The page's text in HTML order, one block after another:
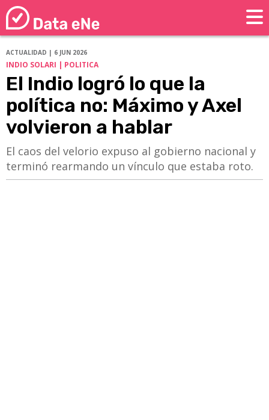
ACTUALIDAD | 6 JUN 2026
INDIO SOLARI | POLITICA
El Indio logró lo que la
política no: Máximo y Axel
volvieron a hablar
El caos del velorio expuso al gobierno nacional y
terminó rearmando un vínculo que estaba roto.